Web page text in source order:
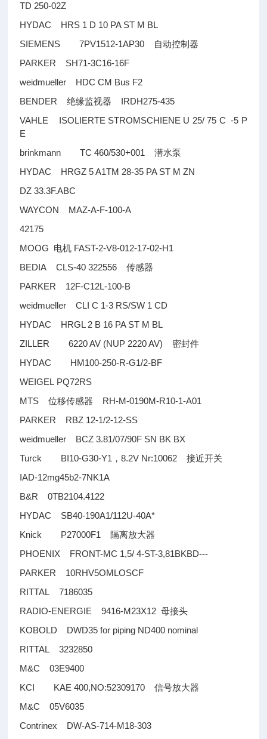
TD 250-02Z
HYDAC HRS 1 D 10 PA ST M BL
SIEMENS 7PV1512-1AP30
自动控制器
PARKER SH71-3C16-16F
weidmueller HDC CM Bus F2
BENDER绝缘监视器
IRDH275-435
VAHLE ISOLIERTE STROMSCHIENE U 25/ 75 C -5 P
E
brinkmann TC 460/530+001潜水泵
HYDAC HRGZ 5 A1TM 28-35 PA ST M ZN
DZ 33.3F.ABC
WAYCON MAZ-A-F-100-A
42175
MOOG 电机 FAST-2-V8-012-17-02-H1
BEDIA CLS-40 322556传感器
PARKER 12F-C12L-100-B
weidmueller CLI C 1-3 RS/SW 1 CD
HYDAC HRGL 2 B 16 PA ST M BL
ZILLER 6220 AV (NUP 2220 AV) 密封件
HYDAC HM100-250-R-G1/2-BF
WEIGEL PQ72RS
MTS位移传感器
RH-M-0190M-R10-1-A01
PARKER RBZ 12-1/2-12-SS
weidmueller BCZ 3.81/07/90F SN BK BX
Turck BI10-G30-Y1 ，8.2V Nr:10062接近开关
IAD-12mg45b2-7NK1A
B&R 0TB2104.4122
HYDAC SB40-190A1/112U-40A*
Knick P27000F1
隔离放大器
PHOENIX FRONT-MC 1,5/ 4-ST-3,81BKBD---
PARKER 10RHV5OMLOSCF
RITTAL 7186035
RADIO-ENERGIE 9416-M23X12母接头
KOBOLD DWD35 for piping ND400 nominal
RITTAL 3232850
M&C 03E9400
KCI KAE 400,NO:52309170信号放大器
M&C 05V6035
Contrinex DW-AS-714-M18-303